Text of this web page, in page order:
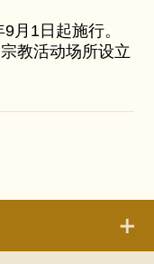
1日起施行。
教活动场所设立